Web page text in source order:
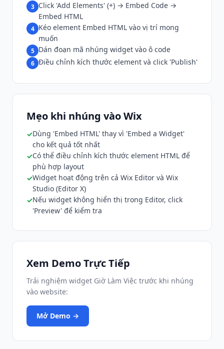
3 Click 'Add Elements' (+) → Embed Code →
Embed HTML
4 Kéo element Embed HTML vào vị trí mong
muốn
5 Dán đoạn mã nhúng widget vào ô code
6 Điều chỉnh kích thước element và click 'Publish'
Mẹo khi nhúng vào Wix
Dùng 'Embed HTML' thay vì 'Embed a Widget'
cho kết quả tốt nhất
Có thể điều chỉnh kích thước element HTML để
phù hợp layout
Widget hoạt động trên cả Wix Editor và Wix
Studio (Editor X)
Nếu widget không hiển thị trong Editor, click
'Preview' để kiểm tra
Xem Demo Trực Tiếp
Trải nghiệm widget Giờ Làm Việc trước khi nhúng
vào website:
Mở Demo →